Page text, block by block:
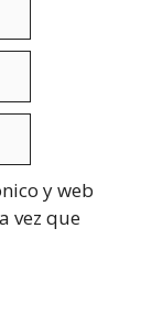
y web
vez que